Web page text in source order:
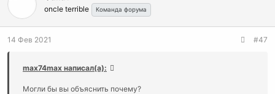
oncle terrible Команда форума
14 Фев 2021 #47
max74max написал(а):
Могли бы вы объяснить почему?